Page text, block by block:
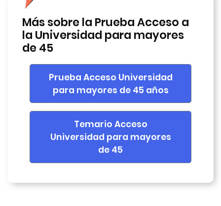
Más sobre la Prueba Acceso a
la Universidad para mayores
de 45
Prueba Acceso Universidad
para mayores de 45 años
Temario Acceso
Universidad para mayores
de 45